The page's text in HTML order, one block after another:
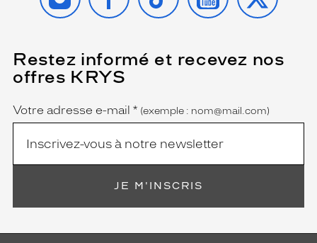
Restez informé et recevez nos
offres KRYS
Name
Votre adresse e-mail *
(Ce
champ
est
obligatoire)
(exemple : nom@mail.com)
JE M'INSCRIS